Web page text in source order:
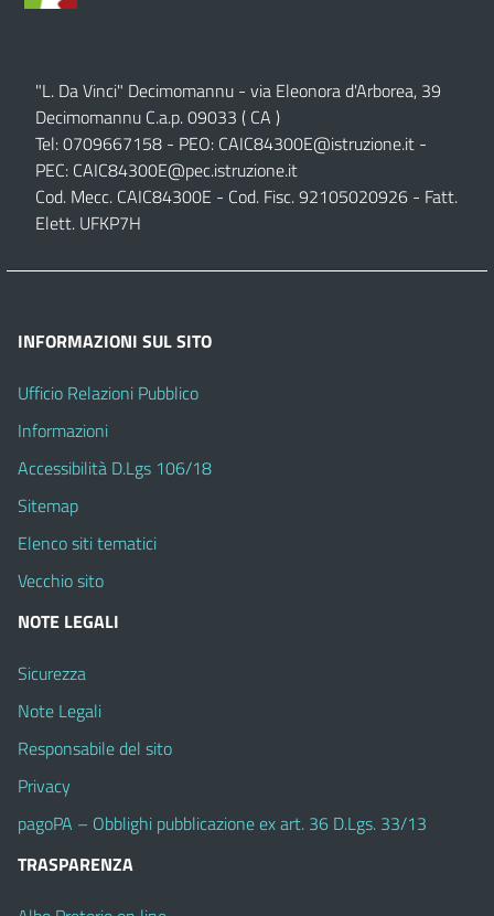
"L. Da Vinci" Decimomannu - via Eleonora d'Arborea, 39
Decimomannu C.a.p. 09033 ( CA )
Tel: 0709667158 - PEO: CAIC84300E@istruzione.it -
PEC: CAIC84300E@pec.istruzione.it
Cod. Mecc. CAIC84300E - Cod. Fisc. 92105020926 - Fatt.
Elett. UFKP7H
INFORMAZIONI SUL SITO
Ufficio Relazioni Pubblico
Informazioni
Accessibilità D.Lgs 106/18
Sitemap
Elenco siti tematici
Vecchio sito
NOTE LEGALI
Sicurezza
Note Legali
Responsabile del sito
Privacy
pagoPA – Obblighi pubblicazione ex art. 36 D.Lgs. 33/13
TRASPARENZA